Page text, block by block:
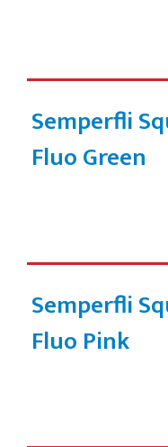
Semperfli
Fluo Green
Semperfli
Fluo Pink